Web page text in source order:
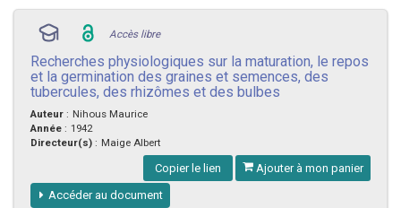
Accès libre
Recherches physiologiques sur la maturation, le repos
et la germination des graines et semences, des
tubercules, des rhizômes et des bulbes
Auteur : Nihous Maurice
Année : 1942
Directeur(s) : Maige Albert
Copier le lien Ajouter à mon panier
Accéder au document